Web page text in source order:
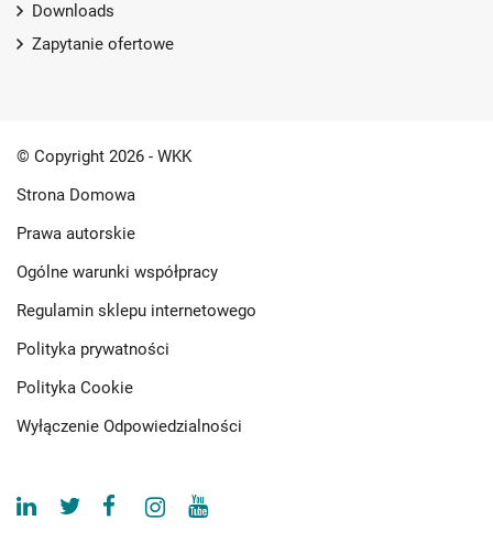
Downloads
Zapytanie ofertowe
© Copyright 2026 - WKK
Strona Domowa
Prawa autorskie
Ogólne warunki współpracy
Regulamin sklepu internetowego
Polityka prywatności
Polityka Cookie
Wyłączenie Odpowiedzialności